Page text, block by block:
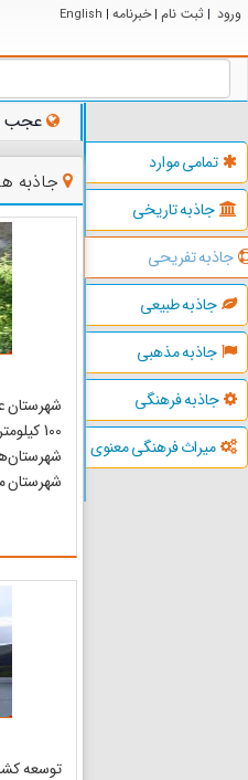
ورود | ثبت نام | خبرنامه |
English
تمامی موارد
جاذبه تاریخی
جاذبه تفریحی
جاذبه طبیعی
جاذبه مذهبی
جاذبه فرهنگی
میراث فرهنگی معنوی
عجب
جاذبه
100
شهرستان
توسعه